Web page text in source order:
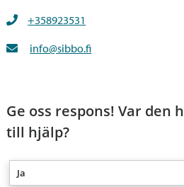
+358923531
info@sibbo.fi
Ge oss respons! Var den
till hjälp?
Ja